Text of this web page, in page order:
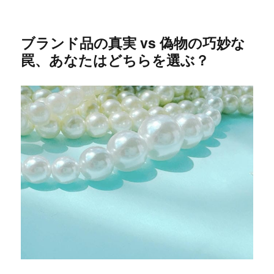
ブランド品の真実 vs 偽物の巧妙な
罠、あなたはどちらを選ぶ？